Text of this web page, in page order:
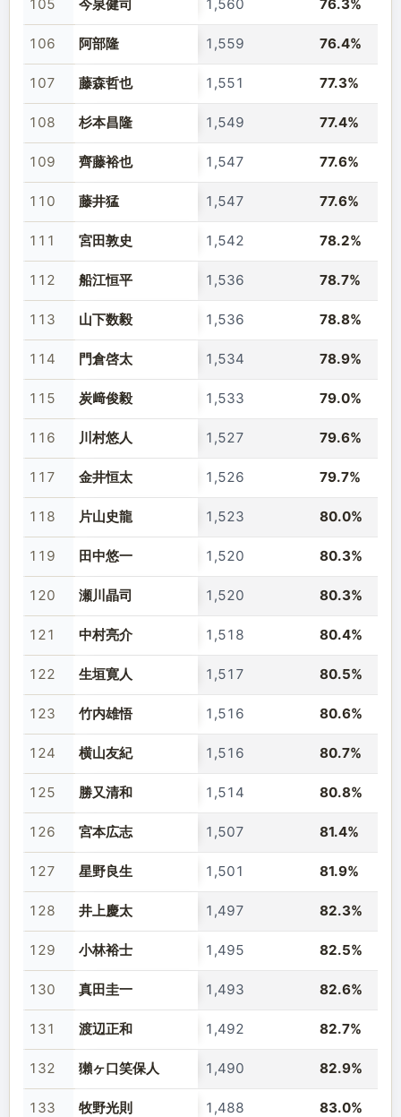
105 今泉健司 1,560 76.3%
106 阿部隆 1,559 76.4%
107 藤森哲也 1,551 77.3%
108 杉本昌隆 1,549 77.4%
109 齊藤裕也 1,547 77.6%
110 藤井猛 1,547 77.6%
111 宮田敦史 1,542 78.2%
112 船江恒平 1,536 78.7%
113 山下数毅 1,536 78.8%
114 門倉啓太 1,534 78.9%
115 炭﨑俊毅 1,533 79.0%
116 川村悠人 1,527 79.6%
117 金井恒太 1,526 79.7%
118 片山史龍 1,523 80.0%
119 田中悠一 1,520 80.3%
120 瀬川晶司 1,520 80.3%
121 中村亮介 1,518 80.4%
122 生垣寛人 1,517 80.5%
123 竹内雄悟 1,516 80.6%
124 横山友紀 1,516 80.7%
125 勝又清和 1,514 80.8%
126 宮本広志 1,507 81.4%
127 星野良生 1,501 81.9%
128 井上慶太 1,497 82.3%
129 小林裕士 1,495 82.5%
130 真田圭一 1,493 82.6%
131 渡辺正和 1,492 82.7%
132 獺ヶ口笑保人 1,490 82.9%
133 牧野光則 1,488 83.0%